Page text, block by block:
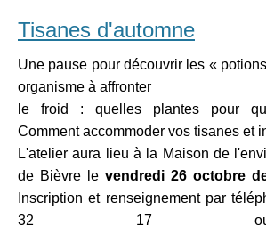
Tisanes d'automne
Une pause pour découvrir les «
organisme à affronter
le froid : quelles plantes pour
Comment accommoder vos tisanes et
L'atelier aura lieu à la Maison de
de Bièvre le vendredi 26 octobre
Inscription et renseignement par
32 17